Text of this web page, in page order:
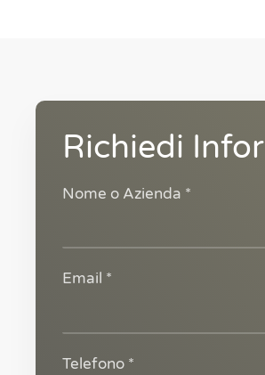
Richiedi
Nome o Azienda *
Email *
Telefono *